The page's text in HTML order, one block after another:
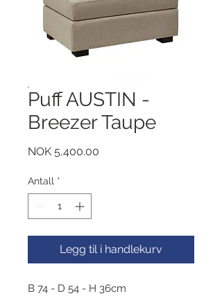
Puff AUSTIN -
Breezer Taupe
NOK 5,400.00
Antall *
Legg til i handlekurv
B 74 - D 54 - H 36cm